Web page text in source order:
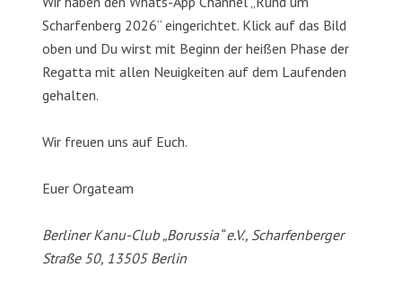
Scharfenberg 2026“ eingerichtet. Klick auf das Bild
oben und Du wirst mit Beginn der heißen Phase der
Regatta mit allen Neuigkeiten auf dem Laufenden
gehalten.
Wir freuen uns auf Euch.
Euer Orgateam
Berliner Kanu-Club „Borussia“ e.V., Scharfenberger
Straße 50, 13505 Berlin